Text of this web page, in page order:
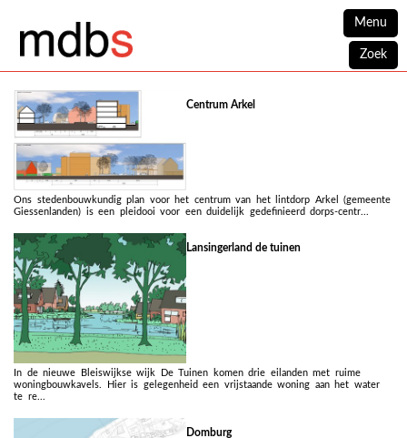
Menu
Zoek
Centrum Arkel
Ons stedenbouwkundig plan voor het centrum van het lintdorp Arkel (gemeente
Giessenlanden) is een pleidooi voor een duidelijk gedefinieerd dorps-centr...
Lansingerland de tuinen
In de nieuwe Bleiswijkse wijk De Tuinen komen drie eilanden met ruime
woningbouwkavels. Hier is gelegenheid een vrijstaande woning aan het water
te re...
Domburg